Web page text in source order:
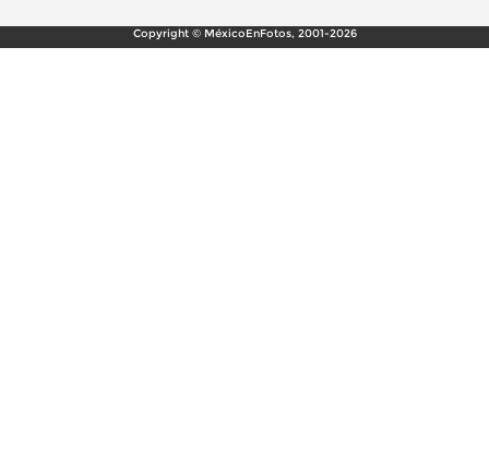
Copyright © MéxicoEnFotos, 2001-2026